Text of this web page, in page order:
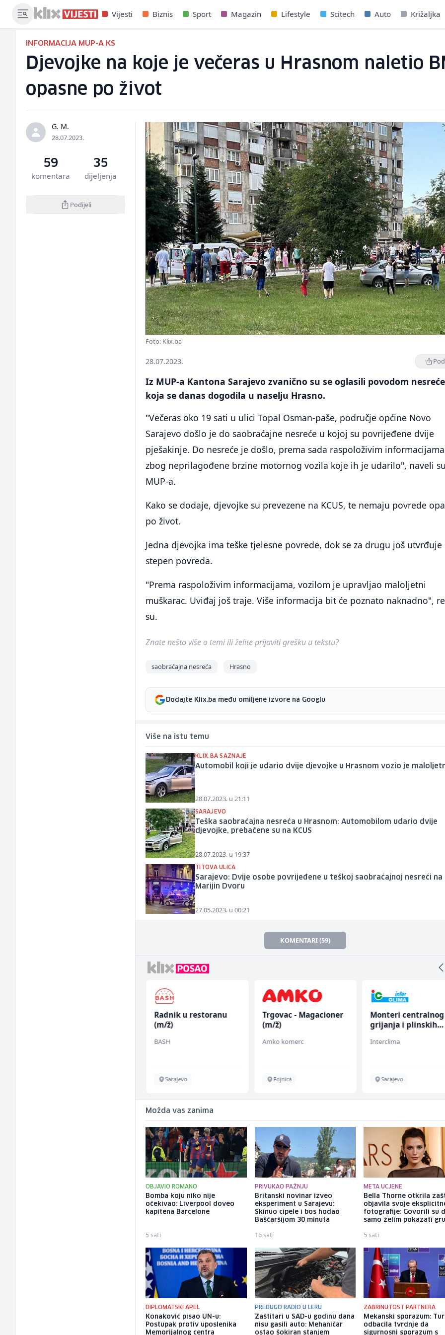
Vijesti Biznis Sport Magazin Lifestyle Scitech Auto Križaljka
INFORMACIJA MUP-A KS
Djevojke na koje je večeras u Hrasnom naletio
opasne po život
G. M.
28.07.2023.
59
komentara
35
dijeljenja
Podijeli
Foto: Klix.ba
28.07.2023.
Iz MUP-a Kantona Sarajevo zvanično su se oglasili povodom nesreće
koja se danas dogodila u naselju Hrasno.
"Večeras oko 19 sati u ulici Topal Osman-paše, područje općine Novo
Sarajevo došlo je do saobraćajne nesreće u kojoj su povrijeđene dvije
pješakinje. Do nesreće je došlo, prema sada raspoloživim
zbog neprilagođene brzine motornog vozila koje ih je udarilo", naveli
MUP-a.
Kako se dodaje, djevojke su prevezene na KCUS, te nemaju povrede
po život.
Jedna djevojka ima teške tjelesne povrede, dok se za drugu još utvrđuje
stepen povreda.
"Prema raspoloživim informacijama, vozilom je upravljao maloljetni
muškarac. Uviđaj još traje. Više informacija bit će poznato naknadno",
su.
Znate nešto više o temi ili želite prijaviti grešku u tekstu?
saobraćajna nesreća Hrasno
Dodajte Klix.ba među omiljene izvore na Googlu
Više na istu temu
KLIX.BA SAZNAJE
Automobil koji je udario dvije djevojke u Hrasnom vozio je
28.07.2023. u 21:11
SARAJEVO
Teška saobraćajna nesreća u Hrasnom: Automobilom udario dvije
djevojke, prebačene su na KCUS
28.07.2023. u 19:37
TITOVA ULICA
Sarajevo: Dvije osobe povrijeđene u teškoj saobraćajnoj nesreći na
Marijin Dvoru
27.05.2023. u 00:21
KOMENTARI (59)
Radnik u restoranu
(m/ž)
BASH
Sarajevo
Trgovac - Magacioner
(m/ž)
Amko komerc
Fojnica
Monteri centralnog
grijanja i plinskih
Interclima
Sarajevo
Možda vas zanima
OBJAVIO ROMANO
Bomba koju niko nije
očekivao: Liverpool doveo
kapitena Barcelone
5 sati
PRIVUKAO PAŽNJU
Britanski novinar izveo
eksperiment u Sarajevu:
Skinuo cipele i bos hodao
Baščaršijom 30 minuta
16 sati
META UCJENE
Bella Thorne otkrila
objavila svoje
fotografije: Govorili su
samo želim pokazati
5 sati
DIPLOMATSKI APEL
Konaković pisao UN-u:
Postupak protiv uposlenika
Memorijalnog centra
PREDUGO RADIO U LERU
Zaštitari u SAD-u godinu dana
nisu gasili auto: Mehaničar
ostao šokiran stanjem
ZABRINUTOST PARTNERA
Mekanski sporazum:
odbacila tvrdnje da
sigurnosni sporazum s